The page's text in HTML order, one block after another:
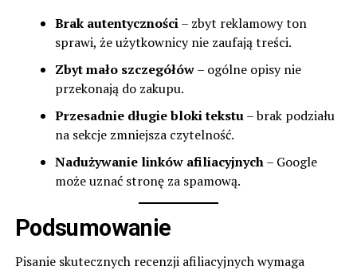
Brak autentyczności– zbyt reklamowy ton
sprawi, że użytkownicy nie zaufają treści.
Zbyt mało szczegółów– ogólne opisy nie
przekonają do zakupu.
Przesadnie długie bloki tekstu– brak podziału
na sekcje zmniejsza czytelność.
Nadużywanie linków afiliacyjnych– Google
może uznać stronę za spamową.
Podsumowanie
Pisanie skutecznych recenzji afiliacyjnych wymaga